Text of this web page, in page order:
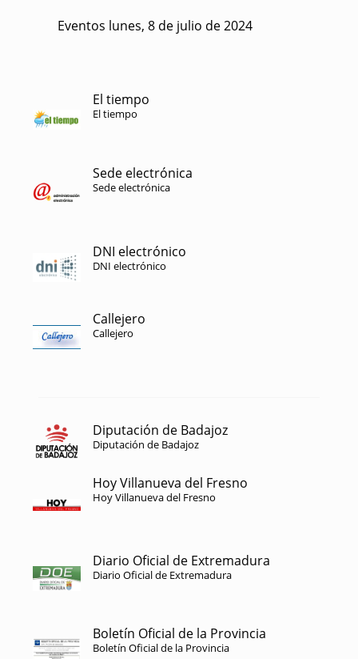
Eventos lunes, 8 de julio de 2024
El tiempo
El tiempo
Sede electrónica
Sede electrónica
DNI electrónico
DNI electrónico
Callejero
Callejero
Diputación de Badajoz
Diputación de Badajoz
Hoy Villanueva del Fresno
Hoy Villanueva del Fresno
Diario Oficial de Extremadura
Diario Oficial de Extremadura
Boletín Oficial de la Provincia
Boletín Oficial de la Provincia